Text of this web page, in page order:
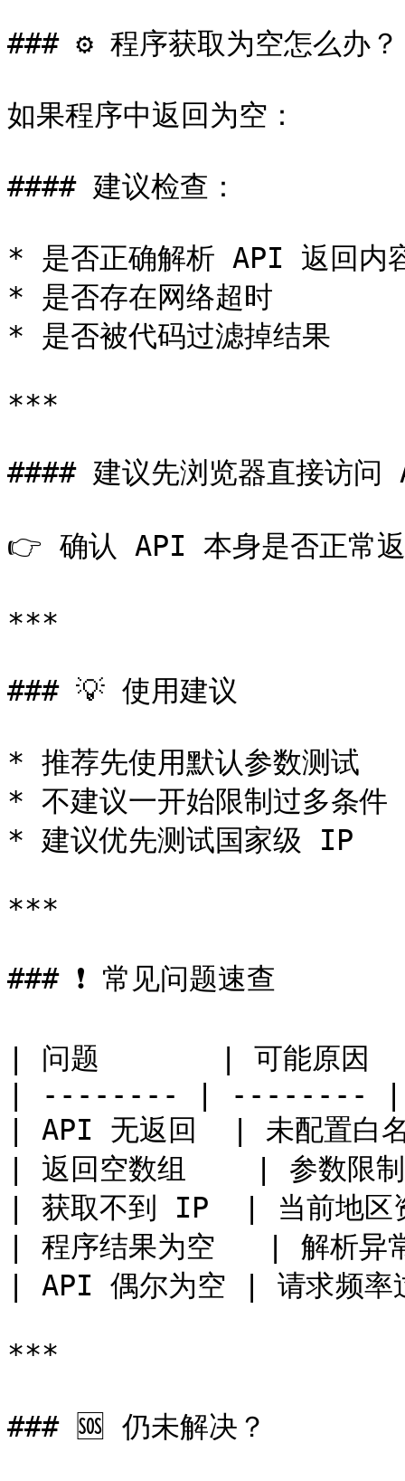
### ⚙️ 程序获取为空怎么办？
如果程序中返回为空：
#### 建议检查：
* 是否正确解析 API 返回内
* 是否存在网络超时
* 是否被代码过滤掉结果
***
#### 建议先浏览器直接访
👉 确认 API 本身是否正常
***
### 💡 使用建议
* 推荐先使用默认参数测试
* 不建议一开始限制过多条件
* 建议优先测试国家级 IP
***
### ❗ 常见问题速查
| 问题       | 可能原
| -------- | -------- |
| API 无返回  | 未配置
| 返回空数组    | 参数限
| 获取不到 IP  | 当前地区
| 程序结果为空   | 解析
| API 偶尔为空 | 请求频
***
### 🆘 仍未解决？